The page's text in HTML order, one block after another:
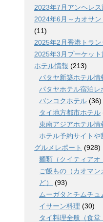
2023年7月アンヘレス
2024年6月～カオサ
(11)
2025年2月香港トラン
2025年3月プーケット
ホテル情報 (213)
パタヤ新築ホテル情
パタヤホテル宿泊レ
バンコクホテル (36)
タイ地方都市ホテル
東南アジアホテル情
ホテル予約サイトや
グルメレポート (928)
麺類（クイティアオ
ご飯もの（カオマ
ど）
(93)
ムーガタとチムチュ
イサーン料理 (30)
タイ料理全般（食堂